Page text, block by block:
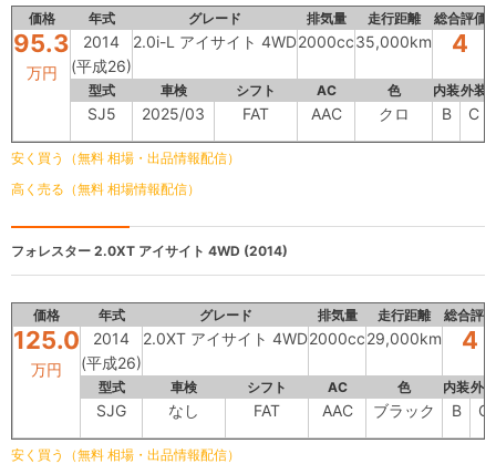
価格 年式 グレード 排気量 走行距離 総合評価
95.3
万円
2014
(平成26)
2.0i-L アイサイト 4WD2000cc35,000km 4
型式 車検 シフト AC 色 内装外装
SJ5 2025/03 FAT AAC クロ B C
安く買う（無料 相場・出品情報配信）
高く売る（無料 相場情報配信）
フォレスター 2.0XT アイサイト 4WD (2014)
価格 年式 グレード 排気量 走行距離 総合評価
125.0
万円
2014
(平成26)
2.0XT アイサイト 4WD2000cc29,000km 4
型式 車検 シフト AC 色 内装外装
SJG なし FAT AAC ブラック B C
安く買う（無料 相場・出品情報配信）